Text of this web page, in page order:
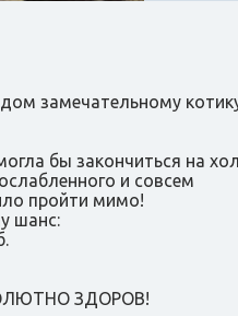
замечательному
бы закончиться на
и совсем
пройти мимо!
шанс:
ЗДОРОВ!